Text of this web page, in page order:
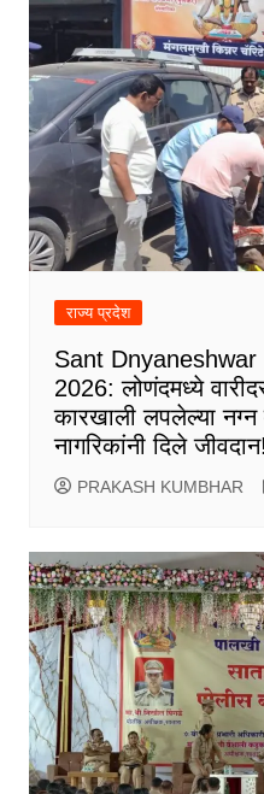
राज्य प्रदेश
Sant
2026: लोणंदमध्ये
कारखाली लपलेल्या नग्न
नागरिकांनी दिले जीवदान!
PRAKASH KUMBHAR